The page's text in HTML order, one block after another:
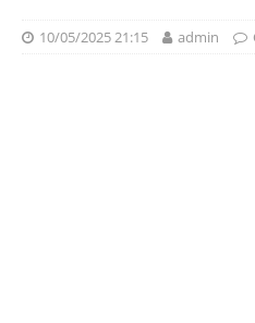
10/05/2025 21:15 admin